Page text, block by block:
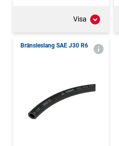
Visa
Bränsleslang SAE J30 R6